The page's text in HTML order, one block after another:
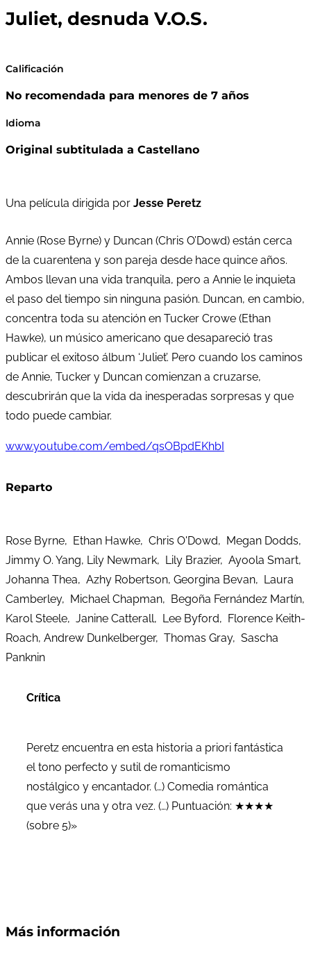
Juliet, desnuda V.O.S.
Calificación
No recomendada para menores de 7 años
Idioma
Original subtitulada a Castellano
Una película dirigida por Jesse Peretz
Annie (Rose Byrne) y Duncan (Chris O’Dowd) están cerca
de la cuarentena y son pareja desde hace quince años.
Ambos llevan una vida tranquila, pero a Annie le inquieta
el paso del tiempo sin ninguna pasión. Duncan, en cambio,
concentra toda su atención en Tucker Crowe (Ethan
Hawke), un músico americano que desapareció tras
publicar el exitoso álbum ‘Juliet’. Pero cuando los caminos
de Annie, Tucker y Duncan comienzan a cruzarse,
descubrirán que la vida da inesperadas sorpresas y que
todo puede cambiar.
www.youtube.com/embed/qsOBpdEKhbI
Reparto
Rose Byrne, Ethan Hawke, Chris O'Dowd, Megan Dodds,
Jimmy O. Yang, Lily Newmark, Lily Brazier, Ayoola Smart,
Johanna Thea, Azhy Robertson, Georgina Bevan, Laura
Camberley, Michael Chapman, Begoña Fernández Martín,
Karol Steele, Janine Catterall, Lee Byford, Florence Keith-
Roach, Andrew Dunkelberger, Thomas Gray, Sascha
Panknin
Crítica
Peretz encuentra en esta historia a priori fantástica
el tono perfecto y sutil de romanticismo
nostálgico y encantador. (…) Comedia romántica
que verás una y otra vez. (…) Puntuación: ★★★★
(sobre 5)»
Más información